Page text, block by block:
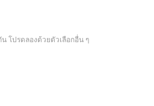
โปรดลองด้วยตัวเลือกอื่น ๆ